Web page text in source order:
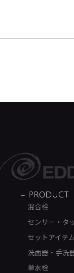
PRODUCT
混合栓
センサー・タ
セットアイテ
洗面器・手洗
単水栓